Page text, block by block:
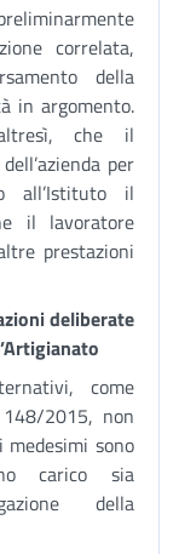
correlata,
della
in argomento.
che il
per
all’Istituto il
il lavoratore
prestazioni
deliberate
come
2015, non
sono
carico sia
della